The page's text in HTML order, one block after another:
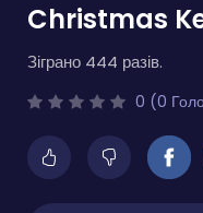
Christmas
Зіграно 444 разів.
0 (0